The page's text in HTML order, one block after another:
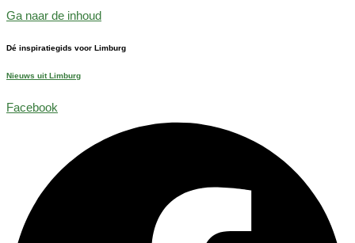
Ga naar de inhoud
Dé inspiratiegids voor Limburg
Nieuws uit Limburg
Facebook